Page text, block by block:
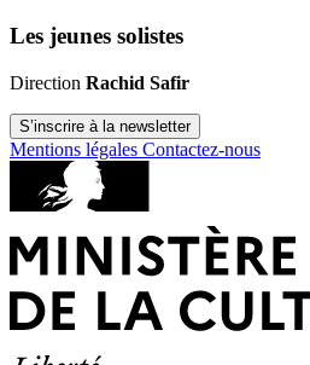
Les jeunes solistes
Direction Rachid Safir
S’inscrire à la newsletter
Mentions légales Contactez-nous